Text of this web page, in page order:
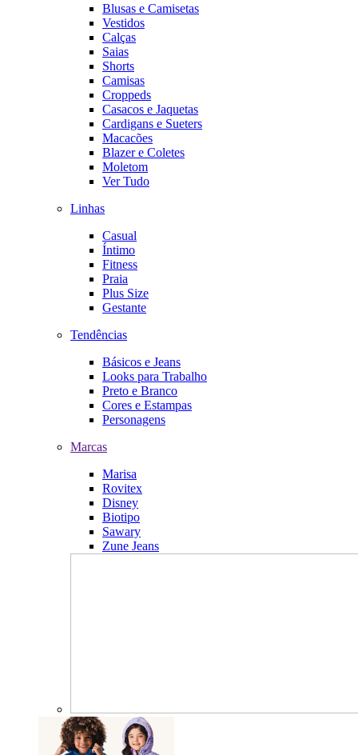
Blusas e Camisetas
Vestidos
Calças
Saias
Shorts
Camisas
Croppeds
Casacos e Jaquetas
Cardigans e Sueters
Macacões
Blazer e Coletes
Moletom
Ver Tudo
Linhas
Casual
Íntimo
Fitness
Praia
Plus Size
Gestante
Tendências
Básicos e Jeans
Looks para Trabalho
Preto e Branco
Cores e Estampas
Personagens
Marcas
Marisa
Rovitex
Disney
Biotipo
Sawary
Zune Jeans